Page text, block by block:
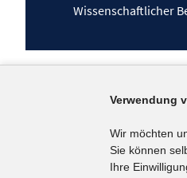
Wissenschaftlicher
Verwendung
Wir möchten
Sie können
Ihre